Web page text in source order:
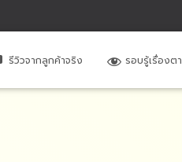
รีวิวจากลูกค้าจริง รอบรู้เรื่องตา